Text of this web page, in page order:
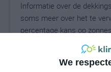
We
Informatie over de
soms meer over het te
percentage kans op
uitgebreide